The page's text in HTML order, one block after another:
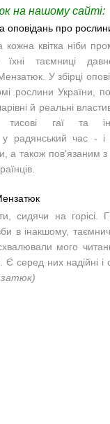
на нашому сайті:
оповідань про
кожна квітка ніби
їхні таємниці
У збірці
рослини України,
й реальні
тисові гаї та
у радянський час -
а також пов'язаним з
сидячи на горісі.
в інакшому,
мого
серед них надійні і